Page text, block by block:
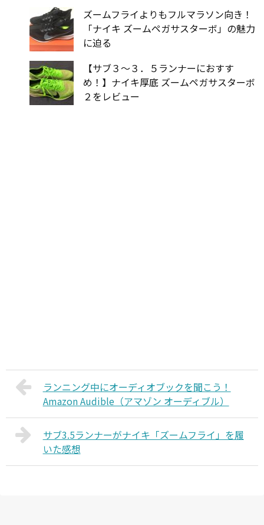
ズームフライよりもフルマラソン向き！
「ナイキ ズームペガサスターボ」の魅力
に迫る
【サブ３〜３．５ランナーにおすす
め！】ナイキ厚底 ズームペガサスターボ
２をレビュー
ランニング中にオーディオブックを聞こう！
Amazon Audible（アマゾン オーディブル）
サブ3.5ランナーがナイキ「ズームフライ」を履
いた感想